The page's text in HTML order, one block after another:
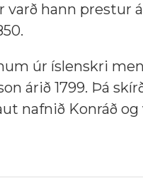
varð hann
úr íslenskri
árið 1799. Þá
nafnið Konráð